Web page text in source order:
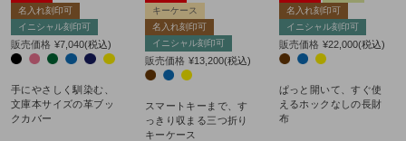
名入れ刻印可
イニシャル刻印可
販売価格 ¥7,040 税込
手にやさしく馴染む、
文庫本サイズの革ブッ
クカバー
キーケース
名入れ刻印可
イニシャル刻印可
販売価格 ¥13,200 税込
スマートキーまで、す
っきり収まる三つ折り
キーケース
名入れ刻印可
イニシャル刻印可
販売価格 ¥22,000 税込
ぱっと開いて、すぐ使
えるホックなしの長財
布